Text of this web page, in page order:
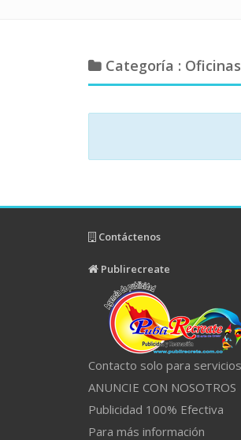
Categoría : Oficinas
Contáctenos
Publirecreate
Contacto solo para
ANUNCIE CON NOSOTROS
Publicidad 100% Efectiva
Para más información